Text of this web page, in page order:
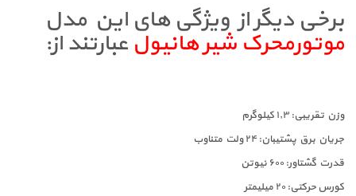
برخی دیگر از ویژگی های این مدل
موتورمحرک شیر هانیول عبارتند از:
وزن تقریبی: ۱٫۳ کیلوگرم
جریان برق پشتیبان: ۲۴ ولت متناوب
قدرت گشتاور: ۶۰۰ نیوتن
کورس حرکتی: ۲۰ میلیمتر